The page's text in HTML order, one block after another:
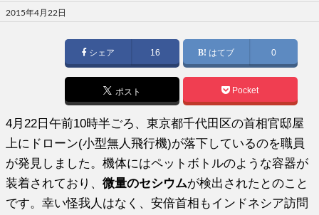
投
稿
2015年4月22日
シェア 16 はてブ 0
ポスト Pocket
4月22日午前10時半ごろ、東京都千代田区の首相官邸屋
上にドローン(小型無人飛行機)が落下しているのを職員
が発見しました。機体にはペットボトルのような容器が
装着されており、微量のセシウムが検出されたとのこと
です。幸い怪我人はなく、安倍首相もインドネシア訪問